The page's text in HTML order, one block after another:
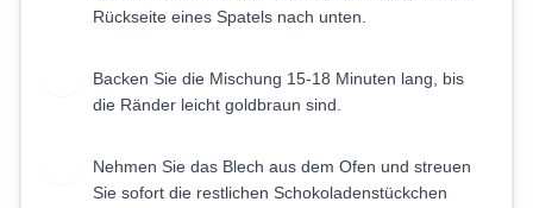
Rückseite eines Spatels nach unten.
Backen Sie die Mischung 15-18 Minuten lang, bis
die Ränder leicht goldbraun sind.
Nehmen Sie das Blech aus dem Ofen und streuen
Sie sofort die restlichen Schokoladenstückchen